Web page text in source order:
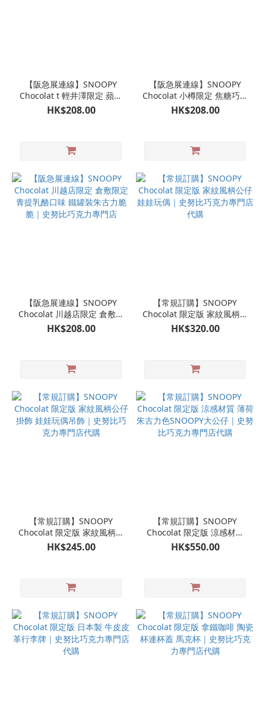
【阪急展連線】SNOOPY
Chocolat t 輕井澤限定 蘋果
朱古力口味 鐵罐裝朱古力脆
脆｜史努比巧克力專門店
HK$208.00
【阪急展連線】SNOOPY
Chocolat 小樽限定 焦糖巧克
力 鐵罐裝朱古力脆脆｜史努
比巧克力專門店
HK$208.00
【阪急展連線】SNOOPY
Chocolat 川越店限定 倉敷限
定 青提乳酪口味 鐵罐裝朱古
力脆脆｜史努比巧克力專門
HK$208.00
【常規訂購】SNOOPY
Chocolat 限定版 家紋風柄公
仔 娃娃玩偶｜史努比巧克力
專門店代購
HK$320.00
【常規訂購】SNOOPY
Chocolat 限定版 家紋風柄公
仔掛飾 娃娃玩偶吊飾｜史努
比巧克力專門店代購
HK$245.00
【常規訂購】SNOOPY
Chocolat 限定版 涼感材質
薄荷朱古力色SNOOPY大公
仔｜史努比巧克力專門店代
HK$550.00